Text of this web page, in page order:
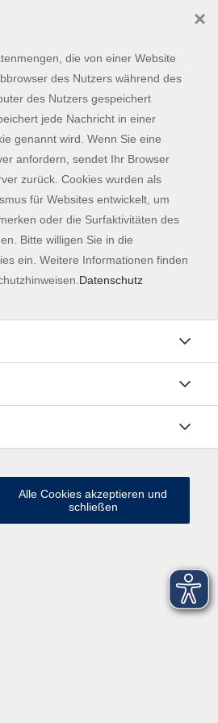
gefunden werden.
Kontaktformular
Impressum
AGB
Datenschutzerklärung
die von einer Website
des Nutzers während des
des Nutzers gespeichert
jede Nachricht in einer
genannt wird. Wenn Sie eine
anfordern, sendet Ihr Browser
zurück. Cookies wurden als
für Websites entwickelt, um
oder die Surfaktivitäten des
Bitte willigen Sie in die
ein. Weitere Informationen finden
Datenschutz
×
Alle Cookies akzeptieren und
schließen